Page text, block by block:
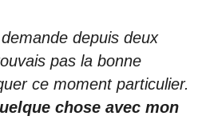
depuis deux
pas la bonne
ce moment particulier.
chose avec mon